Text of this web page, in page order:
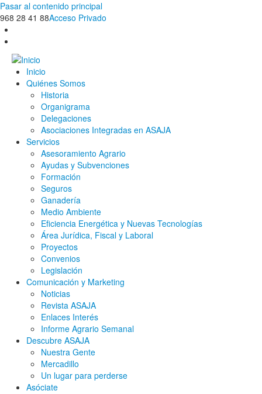
Pasar al contenido principal
968 28 41 88Acceso Privado
Inicio
Quiénes Somos
Historia
Organigrama
Delegaciones
Asociaciones Integradas en ASAJA
Servicios
Asesoramiento Agrario
Ayudas y Subvenciones
Formación
Seguros
Ganadería
Medio Ambiente
Eficiencia Energética y Nuevas Tecnologías
Área Jurídica, Fiscal y Laboral
Proyectos
Convenios
Legislación
Comunicación y Marketing
Noticias
Revista ASAJA
Enlaces Interés
Informe Agrario Semanal
Descubre ASAJA
Nuestra Gente
Mercadillo
Un lugar para perderse
Asóciate